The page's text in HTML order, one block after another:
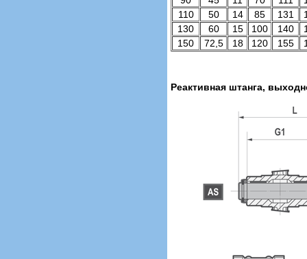
110
50 14 85 131
130
60 15 100 140
150
72,5 18 120 155
Реактивная штанга,